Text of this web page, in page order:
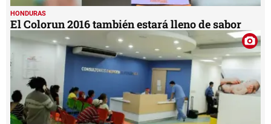
HONDURAS
El Colorun 2016 también estará lleno de sabor